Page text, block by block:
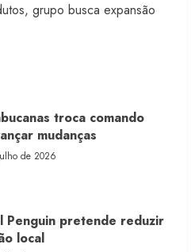
grupo busca expansão
troca comando
mudanças
de 2026
Penguin pretende reduzir
local